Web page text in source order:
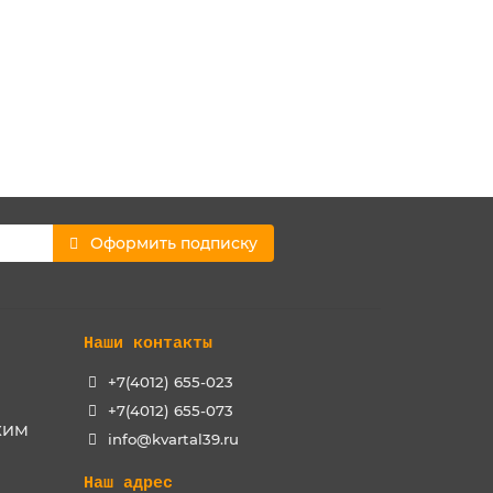
Оформить подписку
Наши контакты
+7(4012) 655-023
+7(4012) 655-073
info@kvartal39.ru
Наш адрес